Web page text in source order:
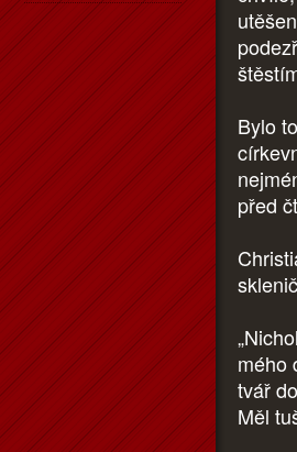
Bylo
před
mého
tvář
Měl